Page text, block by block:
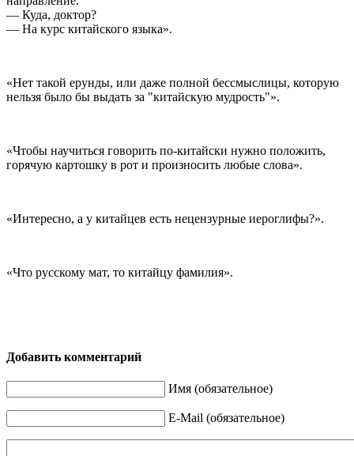
— Куда, доктор?
— На курс китайского языка».
«Нет такой ерунды, или даже полной бессмыслицы, которую
нельзя было бы выдать за "китайскую мудрость"».
«Чтобы научиться говорить по-китайски нужно положить,
горячую картошку в рот и произносить любые слова».
«Интересно, а у китайцев есть нецензурные иероглифы?».
«Что русскому мат, то китайцу фамилия».
Добавить комментарий
Имя (обязательное)
E-Mail (обязательное)